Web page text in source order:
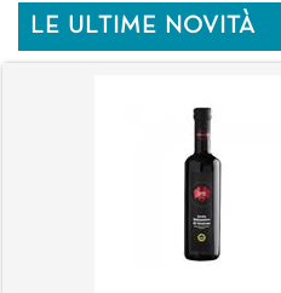
LE ULTIME NOVITÀ